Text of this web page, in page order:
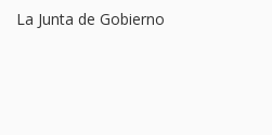
La Junta de Gobierno